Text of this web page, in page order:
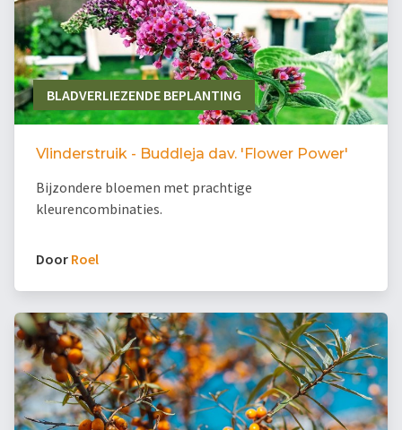
BLADVERLIEZENDE BEPLANTING
Vlinderstruik - Buddleja dav. 'Flower Power'
Bijzondere bloemen met prachtige
kleurencombinaties.
Door Roel